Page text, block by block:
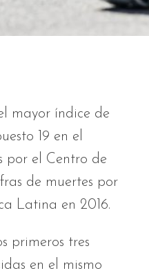
mayor índice de
19 en el
por el Centro de
de muertes por
Latina en 2016.
primeros tres
en el mismo